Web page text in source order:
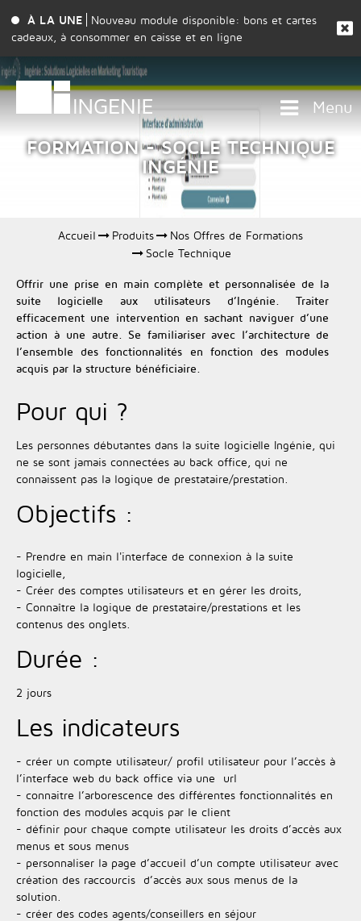
À LA UNE
Nouveau module disponible: bons et cartes
cadeaux, à consommer en caisse et en ligne
Menu
Accueil Produits
Nos Offres de Formations
Socle Technique
FORMATION - SOCLE TECHNIQUE
INGÉNIE
Offrir une prise en main complète et personnalisée de la
suite logicielle aux utilisateurs d’Ingénie. Traiter
efficacement une intervention en sachant naviguer d’une
action à une autre. Se familiariser avec l’architecture de
l’ensemble des fonctionnalités en fonction des modules
acquis par la structure bénéficiaire.
Pour qui ?
Les personnes débutantes dans la suite logicielle Ingénie, qui
ne se sont jamais connectées au back office, qui ne
connaissent pas la logique de prestataire/prestation.
Objectifs :
- Prendre en main l'interface de connexion à la suite
logicielle,
- Créer des comptes utilisateurs et en gérer les droits,
- Connaître la logique de prestataire/prestations et les
contenus des onglets.
Durée :
2 jours
Les indicateurs
- créer un compte utilisateur/ profil utilisateur pour l’accès à
l’interface web du back office via une url
- connaitre l’arborescence des différentes fonctionnalités en
fonction des modules acquis par le client
- définir pour chaque compte utilisateur les droits d’accès aux
menus et sous menus
- personnaliser la page d’accueil d’un compte utilisateur avec
création des raccourcis d’accès aux sous menus de la
solution.
- créer des codes agents/conseillers en séjour